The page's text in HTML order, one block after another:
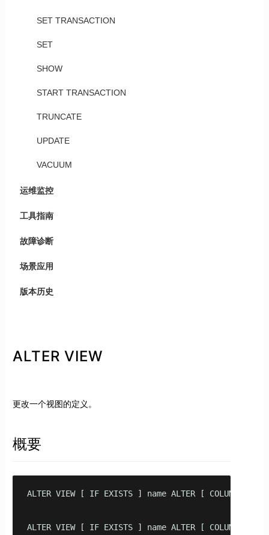
SET TRANSACTION
SET
SHOW
START TRANSACTION
TRUNCATE
UPDATE
VACUUM
运维监控
工具指南
故障诊断
场景应用
版本历史
ALTER VIEW
更改一个视图的定义。
概要
ALTER VIEW [ IF EXISTS ] name ALTER [ COLUMN ]
ALTER VIEW [ IF EXISTS ] name ALTER [ COLUMN ]